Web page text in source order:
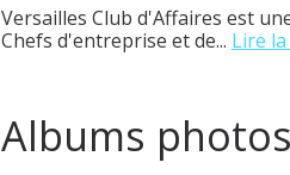
Versailles Club d'Affaires est
Chefs d'entreprise et de... Lire
Albums photos